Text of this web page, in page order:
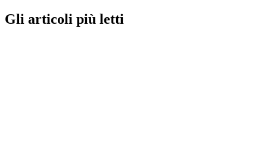
Gli articoli più letti